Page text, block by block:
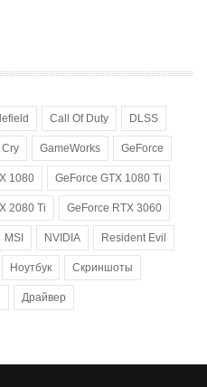
Call Of Duty DLSS
Cry GameWorks GeForce
1080 GeForce GTX 1080 Ti
2080 Ti GeForce RTX 3060
MSI NVIDIA Resident Evil
Ноутбук Скриншоты
Драйвер